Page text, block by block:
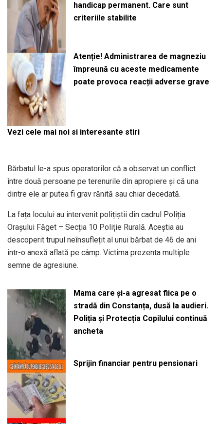
handicap permanent. Care sunt
criteriile stabilite
Atenție! Administrarea de magneziu
împreună cu aceste medicamente
poate provoca reacții adverse grave
Vezi cele mai noi si interesante stiri
Bărbatul le-a spus operatorilor că a observat un conflict
între două persoane pe terenurile din apropiere și că una
dintre ele ar putea fi grav rănită sau chiar decedată.
La fața locului au intervenit polițiștii din cadrul Poliția
Orașului Făget – Secția 10 Poliție Rurală. Aceștia au
descoperit trupul neînsuflețit al unui bărbat de 46 de ani
într-o anexă aflată pe câmp. Victima prezenta multiple
semne de agresiune.
Mama care și-a agresat fiica pe o
stradă din Constanța, dusă la audieri.
Poliția și Protecția Copilului continuă
ancheta
Sprijin financiar pentru pensionari